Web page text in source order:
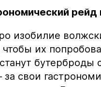
изобилие
их
бутерброды
свои